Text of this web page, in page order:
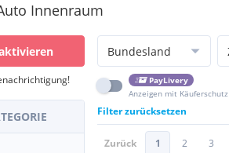
Innenraum
Bundesland
PayLivery
Anzeigen mit
Filter zurücksetzen
Zurück 1 2 3